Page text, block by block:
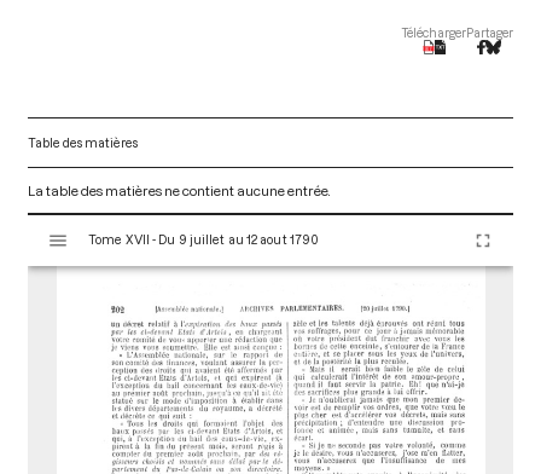
TéléchargerPartager
Table des matières
La table des matières ne contient aucune entrée.
s
Tome XVII - Du 9 juillet au 12 aout 1790